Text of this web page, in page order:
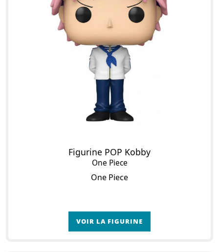
Figurine POP Kobby
One Piece
One Piece
VOIR LA FIGURINE